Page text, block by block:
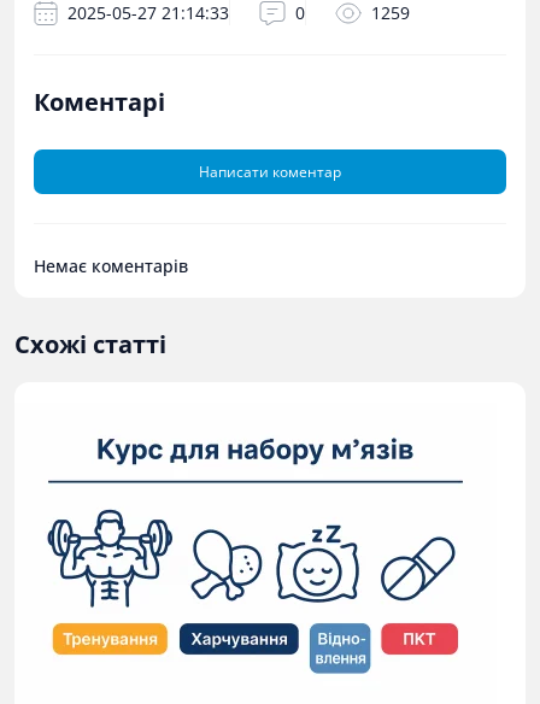
2025-05-27 21:14:33 0 1259
Коментарі
Написати коментар
Немає коментарів
Схожі статті